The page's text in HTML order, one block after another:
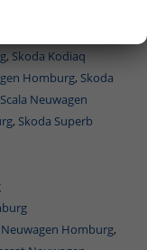
, Skoda Kodiaq
Homburg, Skoda
Neuwagen
, Skoda Superb
Homburg,